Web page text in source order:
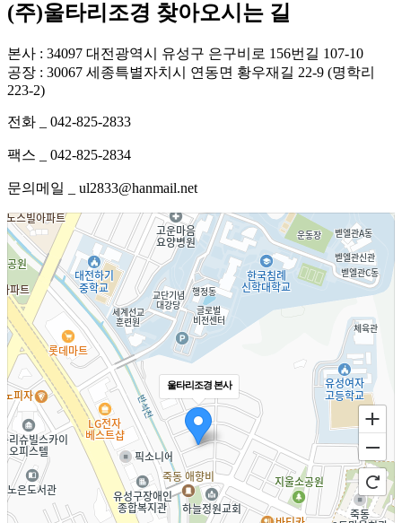
(주)울타리조경 찾아오시는 길
본사 : 34097 대전광역시 유성구 은구비로 156번길 107-10
공장 : 30067 세종특별자치시 연동면 황우재길 22-9 (명학리
223-2)
전화 _ 042-825-2833
팩스 _ 042-825-2834
문의메일 _ ul2833@hanmail.net
울타리조경 본사